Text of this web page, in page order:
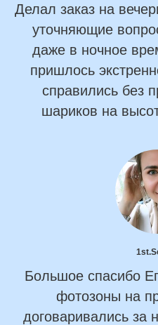
Делал заказ на
уточняющие
даже в ночное
пришлось
справились без
шариков на
Большое спасибо
фотозоны на
договаривались за